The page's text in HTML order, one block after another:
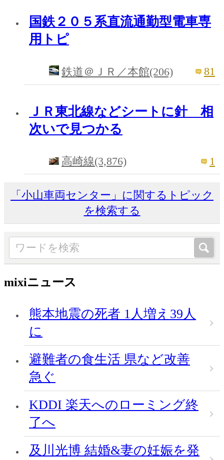
国鉄２０５系直流通勤型電車専
用トピ
鉄道＠ＪＲ／本館(206) 81
ＪＲ東北線などシートに針 相
次いで見つかる
高崎線(3,876) 1
「小山車両センター」に関するトピック
を検索する
mixiニュース
熊本地震の死者 1人増え39人
に
避難者の食生活 県など改善
急ぐ
KDDI 楽天へのローミング終
了へ
及川光博 結婚&妻の妊娠を発